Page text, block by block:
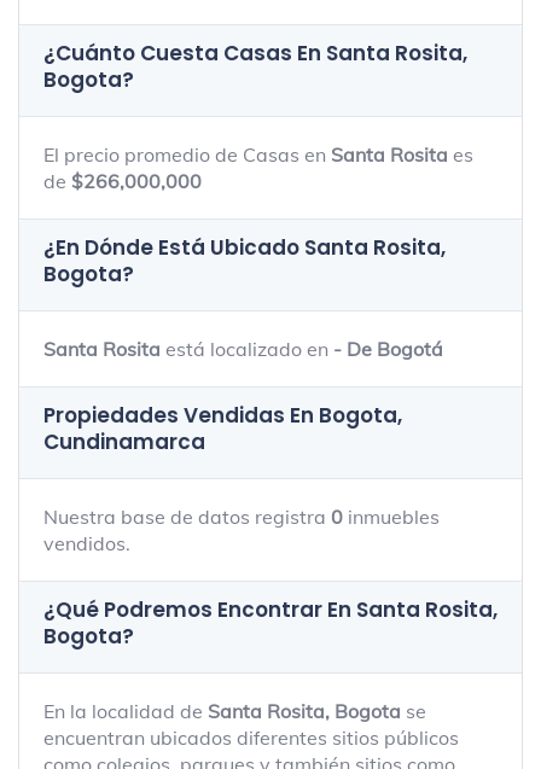
¿Cuánto Cuesta Casas En Santa Rosita,
Bogota?
El precio promedio de Casas en Santa Rosita es
de $266,000,000
¿En Dónde Está Ubicado Santa Rosita,
Bogota?
Santa Rosita está localizado en - De Bogotá
Propiedades Vendidas En Bogota,
Cundinamarca
Nuestra base de datos registra 0 inmuebles
vendidos.
¿Qué Podremos Encontrar En Santa Rosita,
Bogota?
En la localidad de Santa Rosita, Bogota se
encuentran ubicados diferentes sitios públicos
como colegios, parques y también sitios como